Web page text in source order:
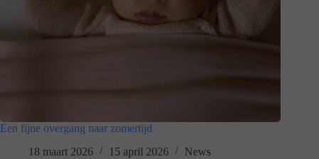
Een fijne overgang naar zomertijd
18 maart 2026
15 april 2026 News